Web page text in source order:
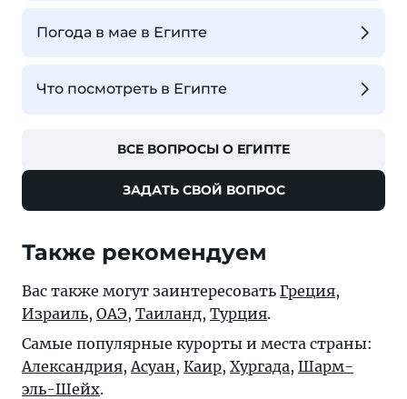
Погода в мае в Египте
Что посмотреть в Египте
ВСЕ ВОПРОСЫ О ЕГИПТЕ
ЗАДАТЬ СВОЙ ВОПРОС
Также рекомендуем
Вас также могут заинтересовать Греция,
Израиль, ОАЭ, Таиланд, Турция.
Самые популярные курорты и места страны:
Александрия, Асуан, Каир, Хургада, Шарм-
эль-Шейх.